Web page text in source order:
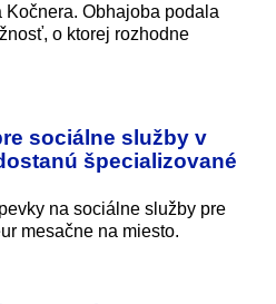
Obhajoba podala
o ktorej rozhodne
sociálne služby v
špecializované
na sociálne služby pre
mesačne na miesto.